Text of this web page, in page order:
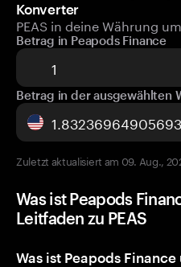
Konverter
PEAS in deine Währung
Betrag in Peapods Finance
Betrag in der ausgewählten
Zuletzt aktualisiert am 09. Aug.,
Was ist Peapods
Leitfaden zu PEAS
Was ist Peapods